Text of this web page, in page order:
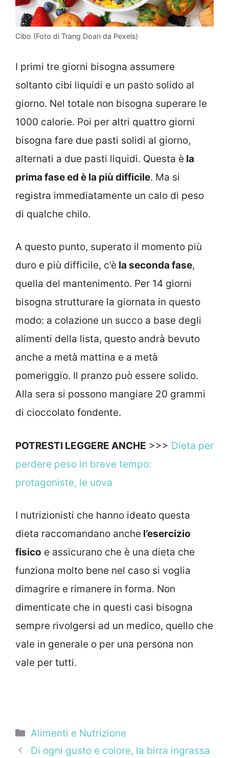
Cibo (Foto di Trang Doan da Pexels)
I primi tre giorni bisogna assumere
soltanto cibi liquidi e un pasto solido al
giorno. Nel totale non bisogna superare le
1000 calorie. Poi per altri quattro giorni
bisogna fare due pasti solidi al giorno,
alternati a due pasti liquidi. Questa è la
prima fase ed è la più difficile. Ma si
registra immediatamente un calo di peso
di qualche chilo.
A questo punto, superato il momento più
duro e più difficile, c’è la seconda fase,
quella del mantenimento. Per 14 giorni
bisogna strutturare la giornata in questo
modo: a colazione un succo a base degli
alimenti della lista, questo andrà bevuto
anche a metà mattina e a metà
pomeriggio. Il pranzo può essere solido.
Alla sera si possono mangiare 20 grammi
di cioccolato fondente.
POTRESTI LEGGERE ANCHE >>> Dieta per
perdere peso in breve tempo:
protagoniste, le uova
I nutrizionisti che hanno ideato questa
dieta raccomandano anche l’esercizio
fisico e assicurano che è una dieta che
funziona molto bene nel caso si voglia
dimagrire e rimanere in forma. Non
dimenticate che in questi casi bisogna
sempre rivolgersi ad un medico, quello che
vale in generale o per una persona non
vale per tutti.
Categorie
Alimenti e Nutrizione
Di ogni gusto e colore, la birra ingrassa